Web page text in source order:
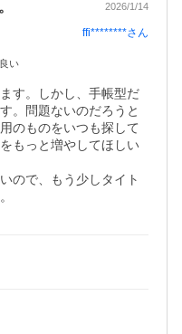
2026/1/14
ffi********さん
良い
す。しかし、手帳型だ
。問題ないのだろうと
のものをいつも探して
もっと増やしてほしい
ので、もう少しタイト